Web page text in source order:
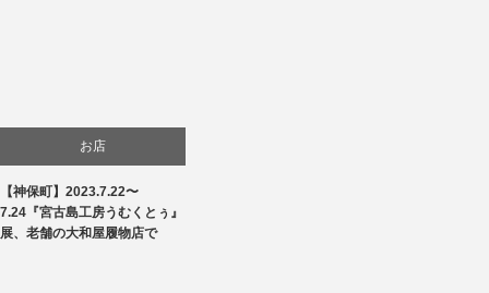
お店
商品紹介
【神保町】2023.7.22〜
7.24『宮古島工房うむくとぅ』
展、老舗の大和屋履物店で